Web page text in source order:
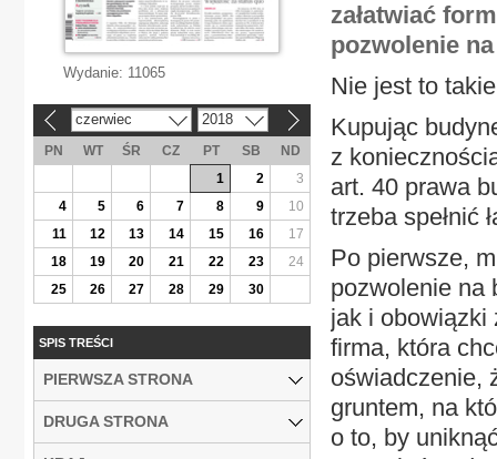
załatwiać
pozwolenie
Nie jest to
Kupując
z
art. 40 prawa
trzeba spełnić
Po pierwsze,
pozwolenie na
jak i obowiązki
firma, która
oświadczenie,
gruntem, na
o to, by
Wydanie: 11065
czerwiec 2018
PN WT ŚR CZ PT SB
ND
1
2
3
4
5 6 7 8 9
10
11
12 13 14 15 16
17
18
19 20 21 22 23
24
25
26 27 28 29 30
SPIS TREŚCI
PIERWSZA STRONA
DRUGA STRONA